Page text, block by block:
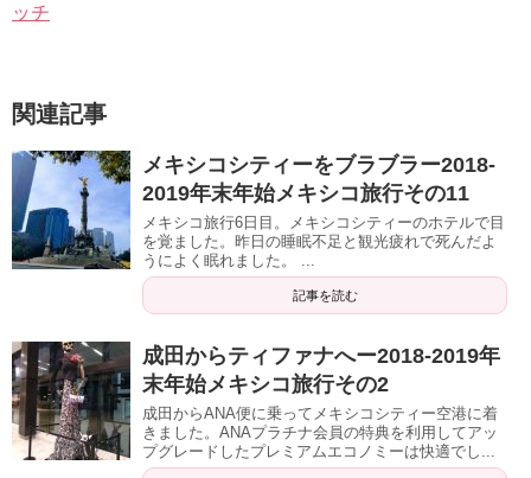
ッチ
関連記事
メキシコシティーをブラブラー2018-
2019年末年始メキシコ旅行その11
メキシコ旅行6日目。メキシコシティーのホテルで目
を覚ました。昨日の睡眠不足と観光疲れで死んだよ
うによく眠れました。 ...
記事を読む
成田からティファナへー2018-2019年
末年始メキシコ旅行その2
成田からANA便に乗ってメキシコシティー空港に着
きました。ANAプラチナ会員の特典を利用してアッ
プグレードしたプレミアムエコノミーは快適でし...